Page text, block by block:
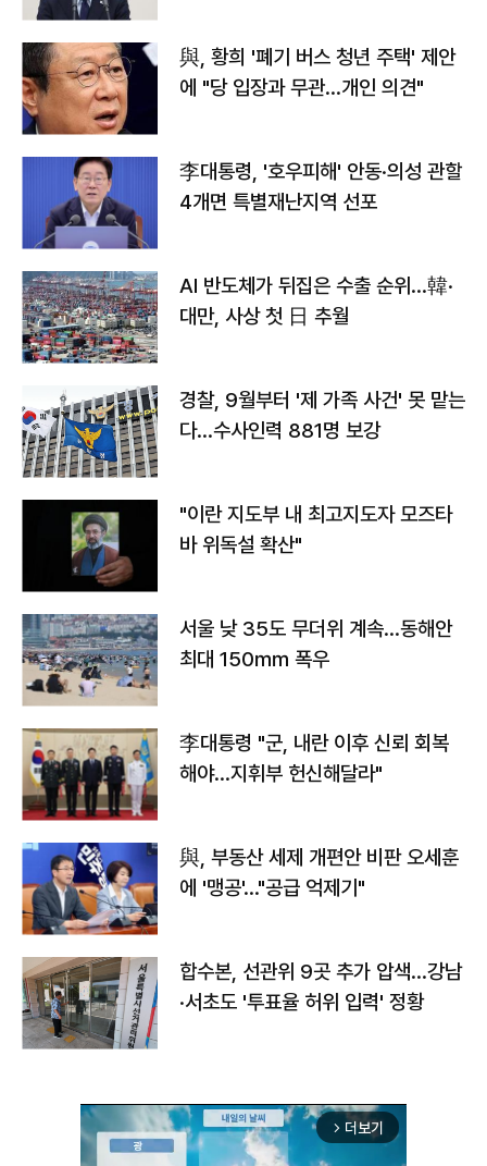
與, 황희 '폐기 버스 청년 주택' 제안
에 "당 입장과 무관…개인 의견"
李대통령, '호우피해' 안동·의성 관할
4개면 특별재난지역 선포
AI 반도체가 뒤집은 수출 순위…韓·
대만, 사상 첫 日 추월
경찰, 9월부터 '제 가족 사건' 못 맡는
다…수사인력 881명 보강
"이란 지도부 내 최고지도자 모즈타
바 위독설 확산"
서울 낮 35도 무더위 계속…동해안
최대 150㎜ 폭우
李대통령 "군, 내란 이후 신뢰 회복
해야…지휘부 헌신해달라"
與, 부동산 세제 개편안 비판 오세훈
에 '맹공'…"공급 억제기"
합수본, 선관위 9곳 추가 압색…강남
·서초도 '투표율 허위 입력' 정황
arrow_forward_ios 더보기